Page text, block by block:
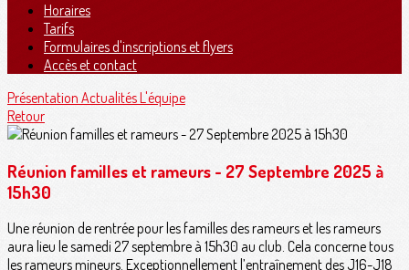
Horaires
Tarifs
Formulaires d'inscriptions et flyers
Accès et contact
Présentation ActualitésL'équipe
Retour
Réunion familles et rameurs - 27 Septembre 2025 à
15h30
Une réunion de rentrée pour les familles des rameurs et les rameurs
aura lieu le samedi 27 septembre à 15h30 au club. Cela concerne tous
les rameurs mineurs. Exceptionnellement l’entraînement des J16-J18